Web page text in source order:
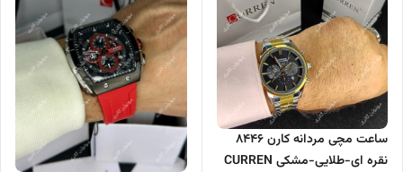
ساعت مچی مردانه کارن 8446
نقره ای-طلایی-مشکی CURREN